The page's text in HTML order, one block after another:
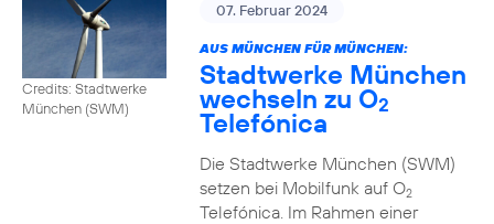
Credits: Stadtwerke
München (SWM)
07. Februar 2024
AUS MÜNCHEN FÜR MÜNCHEN:
Stadtwerke München
wechseln zu O2
Telefónica
Die Stadtwerke München (SWM)
setzen bei Mobilfunk auf O2
Telefónica. Im Rahmen einer